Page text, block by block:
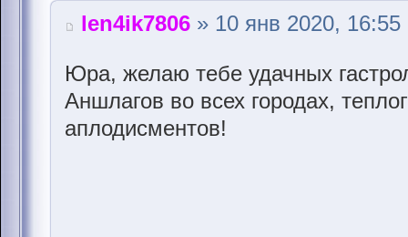
len4ik7806 » 10 янв 2020, 16:55
Юра, желаю тебе удачных
Аншлагов во всех городах,
аплодисментов!